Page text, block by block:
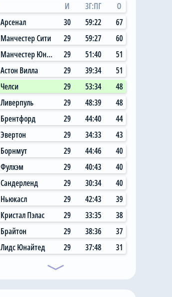
Сегодня, 11:17
Николас Джексон
совершил добрый
поступок в «Челси», чтобы
Михаил Мудрик мог
сыграть в матче
И ЗГ:ПГ
О
Арсенал 30 59:22
67
Манчестер Сити 29 59:27
60
Манчестер Юнайтед 29 51:40
51
Астон Вилла 29 39:34
51
Челси 29 53:34
48
Ливерпуль 29 48:39
48
Брентфорд 29 44:40
44
Эвертон 29 34:33
43
Борнмут 29 44:46
40
Фулхэм 29 40:43
40
Сандерленд 29 30:34
40
Ньюкасл 29 42:43
39
Кристал Пэлас 29 33:35
38
Брайтон 29 38:36
37
Лидс Юнайтед 29 37:48 31